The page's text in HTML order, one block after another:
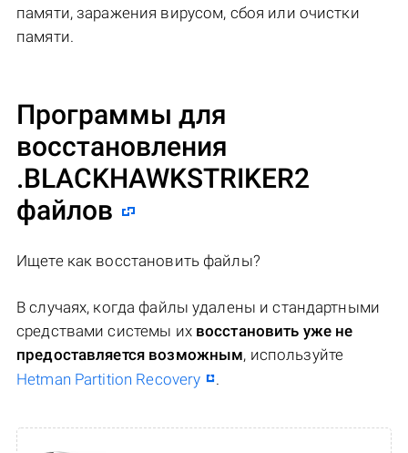
памяти, заражения вирусом, сбоя или очистки
памяти.
Программы для
восстановления
.BLACKHAWKSTRIKER2
файлов
Ищете как восстановить файлы?
В случаях, когда файлы удалены и стандартными
средствами системы их восстановить уже не
предоставляется возможным, используйте
Hetman Partition Recovery
.